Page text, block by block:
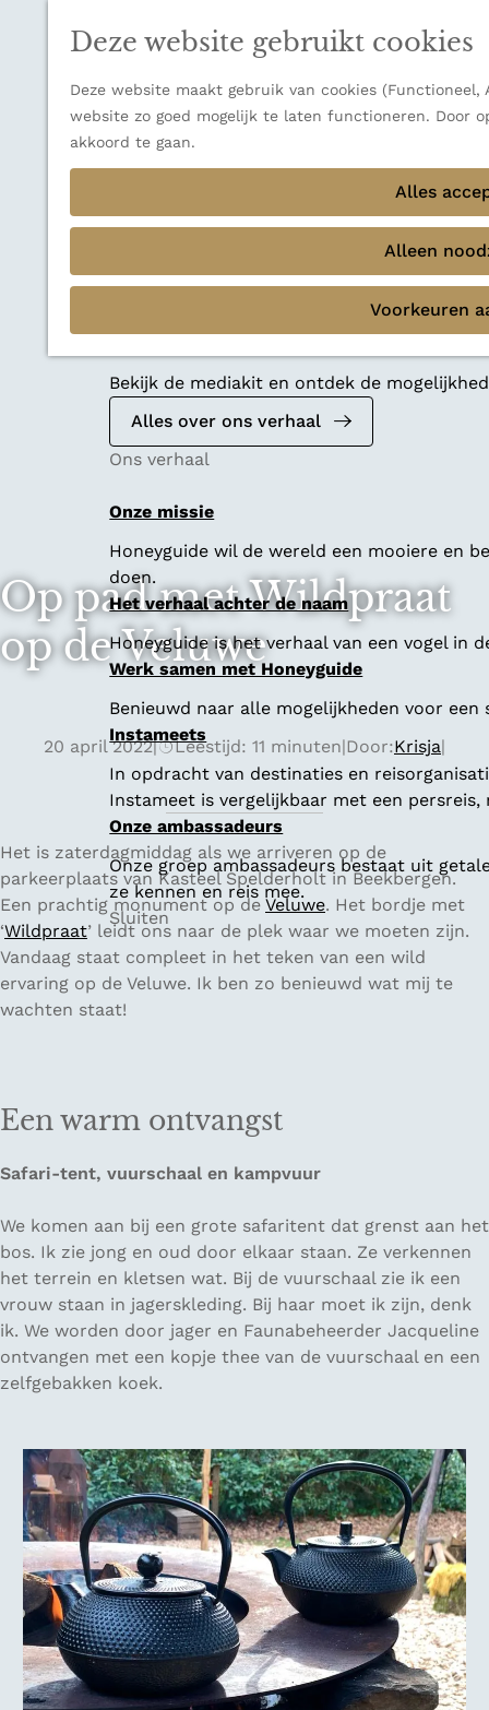
Deze website gebruikt cookies
Deze website maakt gebruik van cookies
website zo goed mogelijk te laten functioneren. Door
akkoord te gaan.
Alles
Alleen
Voorkeuren
u
Verborgen parels
Mediakit 2026
Bekijk de mediakit en ontdek de
Alles over ons verhaal
Ons verhaal
Onze missie
Honeyguide wil de wereld een mooiere en
doen.
Het verhaal achter de naam
Honeyguide is het verhaal van een vogel in
Werk samen met Honeyguide
Benieuwd naar alle mogelijkheden voor
Instameets
In opdracht van destinaties en
Instameet is vergelijkbaar met een
Onze ambassadeurs
Onze groep ambassadeurs bestaat uit
ze kennen en reis mee.
Sluiten
Op pad met Wildpraat
op de Veluwe
20 april 2022| Leestijd: 11 minuten|Door:Krisja|
Het is zaterdagmiddag als we arriveren op de
parkeerplaats van Kasteel Spelderholt in Beekbergen.
Een prachtig monument op de Veluwe. Het bordje met
‘Wildpraat’ leidt ons naar de plek waar we moeten zijn.
Vandaag staat compleet in het teken van een wild
ervaring op de Veluwe. Ik ben zo benieuwd wat mij te
wachten staat!
Een warm ontvangst
Safari-tent, vuurschaal en kampvuur
We komen aan bij een grote safaritent dat grenst aan het
bos. Ik zie jong en oud door elkaar staan. Ze verkennen
het terrein en kletsen wat. Bij de vuurschaal zie ik een
vrouw staan in jagerskleding. Bij haar moet ik zijn, denk
ik. We worden door jager en Faunabeheerder Jacqueline
ontvangen met een kopje thee van de vuurschaal en een
zelfgebakken koek.